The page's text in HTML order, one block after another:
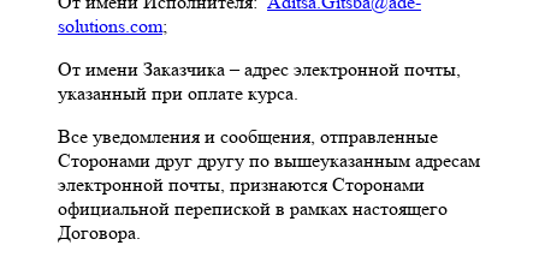
solutions.com;
От имени Заказчика – адрес электронной почты,
указанный при оплате курса.
Все уведомления и сообщения, отправленные
Сторонами друг другу по вышеуказанным адресам
электронной почты, признаются Сторонами
официальной перепиской в рамках настоящего
Договора.